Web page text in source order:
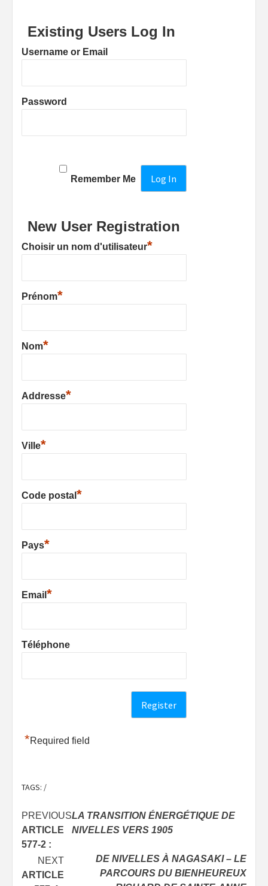
Existing Users Log In
Username or Email
Password
Remember Me
New User Registration
Choisir un nom d'utilisateur*
Prénom*
Nom*
Addresse*
Ville*
Code postal *
Pays*
Email *
Téléphone
*Required field
TAGS: /
Post
navigation
PREVIOUS
ARTICLE
577-2 :
LA TRANSITION ÉNERGÉTIQUE DE
NIVELLES VERS 1905
NEXT
ARTICLE
DE NIVELLES À NAGASAKI – LE
PARCOURS DU BIENHEUREUX